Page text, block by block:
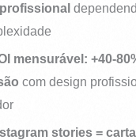
mensurável: +40-
com design
stories =